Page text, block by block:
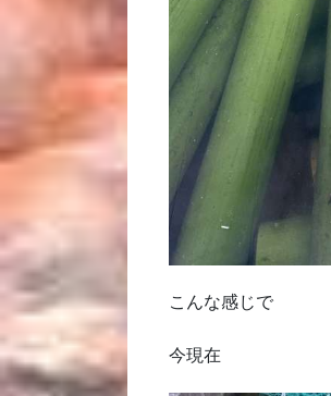
こんな感じで
今現在